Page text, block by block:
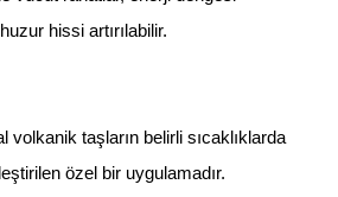
hissi artırılabilir.
volkanik taşların belirli sıcaklıklarda
özel bir uygulamadır.